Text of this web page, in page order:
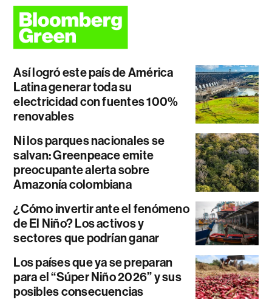
Así logró este país de América
Latina generar toda su
electricidad con fuentes 100%
renovables
Ni los parques nacionales se
salvan: Greenpeace emite
preocupante alerta sobre
Amazonía colombiana
¿Cómo invertir ante el fenómeno
de El Niño? Los activos y
sectores que podrían ganar
Los países que ya se preparan
para el “Súper Niño 2026” y sus
posibles consecuencias